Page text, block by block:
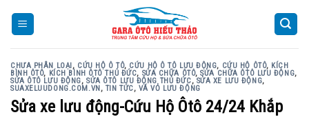
CHƯA PHÂN LOẠI, CỨU HỘ Ô TÔ, CỨU HỘ Ô TÔ LƯU ĐỘNG, CỨU HỘ ÔTÔ, KÍCH
BÌNH ÔTÔ, KÍCH BÌNH ÔTÔ THỦ ĐỨC, SỬA CHỮA ÔTÔ,SỬA CHỮA ÔTÔ LƯU ĐỘNG,
SỬA ÔTÔ LƯU ĐỘNG,SỬA ÔTÔ LƯU ĐỘNG THỦ ĐỨC, SỬA XE LƯU ĐỘNG,
SUAXELUUDONG.COM.VN, TIN TỨC, VÁ VỎ LƯU ĐỘNG
Sửa xe lưu động-Cứu Hộ Ôtô 24/24 Khắp